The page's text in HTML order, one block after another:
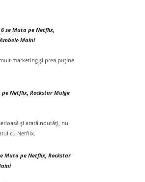
6 se Muta pe Netflix,
Maini
marketing și prea puține
pe Netflix, Rockstar Mulge
și arată noutăți, nu
cu Netflix.
Muta pe Netflix, Rockstar